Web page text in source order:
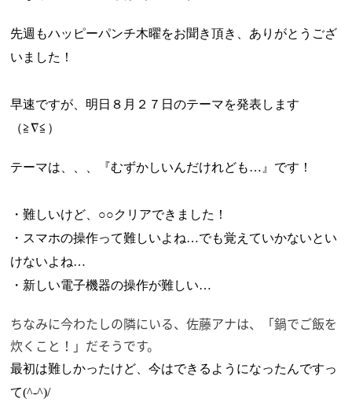
先週もハッピーパンチ木曜をお聞き頂き、ありがとうござ
いました！
早速ですが、明日８月２７日のテーマを発表します
（≧∇≦）
テーマは、、、『むずかしいんだけれども…』です！
・難しいけど、○○クリアできました！
・スマホの操作って難しいよね…でも覚えていかないとい
けないよね…
・新しい電子機器の操作が難しい…
ちなみに今わたしの隣にいる、佐藤アナは、「鍋でご飯を
炊くこと！」だそうです。
最初は難しかったけど、今はできるようになったんですっ
て(^-^)/